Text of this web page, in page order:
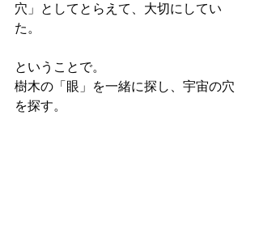
穴」としてとらえて、大切にしてい
た。
ということで。
樹木の「眼」を一緒に探し、宇宙の穴
を探す。